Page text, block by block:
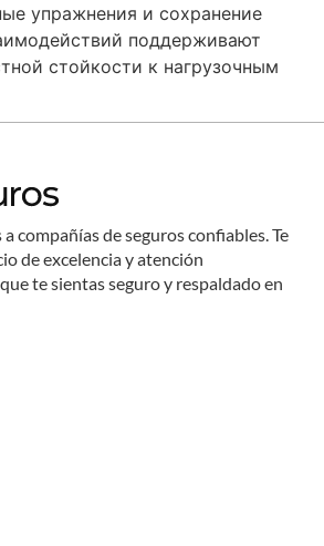
упражнения и сохранение
поддерживают
стойкости к нагрузочным
compañías de seguros confiables. Te
de excelencia y atención
te sientas seguro y respaldado en